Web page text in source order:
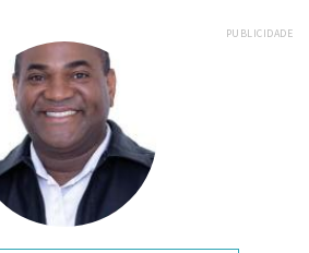
PUBLICIDADE